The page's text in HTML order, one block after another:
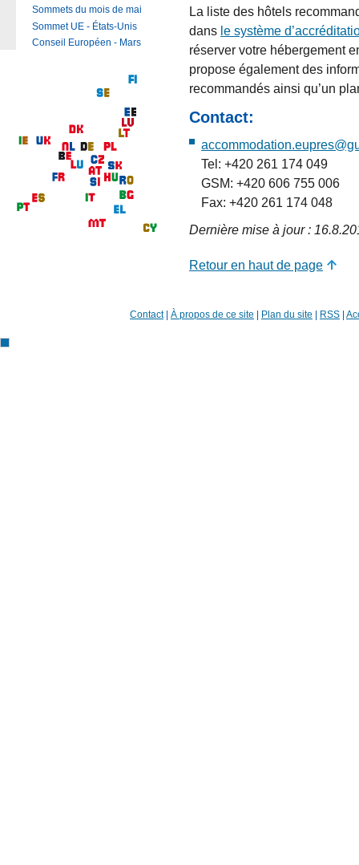
La liste des hôtels
dans le système
réserver votre hébergement
propose également des
recommandés ainsi qu’un
Contact:
Tel: +420 261 174 049
GSM: +420 606 755 006
Fax: +420 261 174 048
Dernière mise à jour :
Retour en haut de page
Sommets du mois de mai
Sommet UE - États-Unis
Conseil Européen - Mars
Contact| À propos de ce site | Plan du site | RSS |